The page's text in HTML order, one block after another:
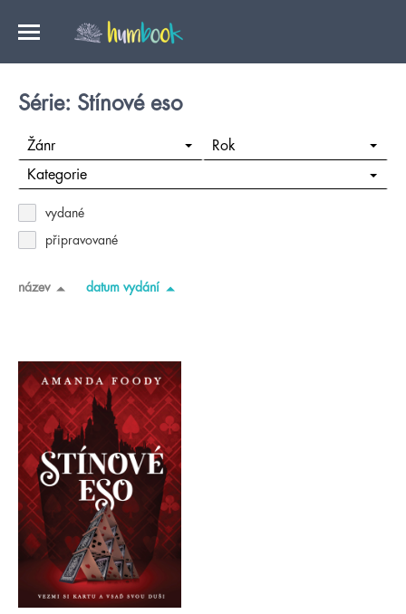
Série: Stínové eso
Žánr Rok
Kategorie
vydané
připravované
název datum vydání